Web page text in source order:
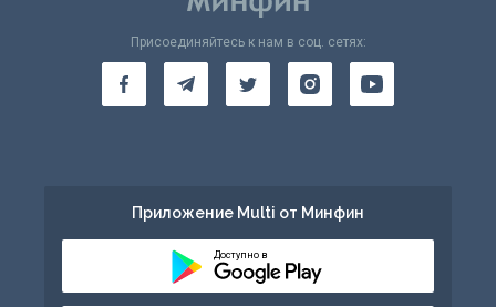
Присоединяйтесь к нам в соц. сетях:
Приложение Multi от Минфин
Доступно в